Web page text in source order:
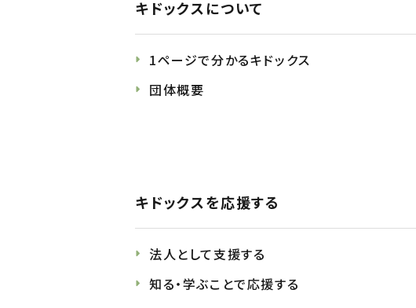
キドックスについて
1ページで分かるキドックス
団体概要
キドックスを応援する
法人として支援する
知る・学ぶことで応援する